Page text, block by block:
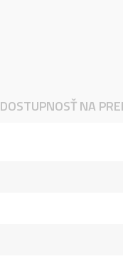
DOSTUPNOSŤ NA